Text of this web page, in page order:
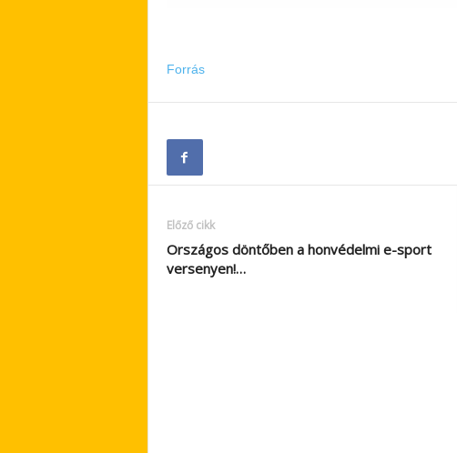
Forrás
Előző cikk
Országos döntőben a honvédelmi e-sport
versenyen!…